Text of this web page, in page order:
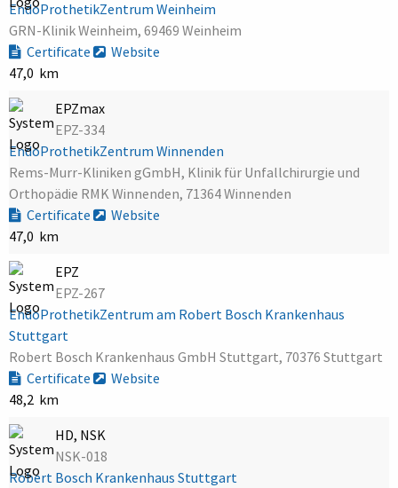
EndoProthetikZentrum Weinheim
GRN-Klinik Weinheim, 69469 Weinheim
Certificate
Website
47,0 km
EPZmax
EPZ-334
EndoProthetikZentrum Winnenden
Rems-Murr-Kliniken gGmbH, Klinik für Unfallchirurgie und
Orthopädie RMK Winnenden, 71364 Winnenden
Certificate
Website
47,0 km
EPZ
EPZ-267
EndoProthetikZentrum am Robert Bosch Krankenhaus
Stuttgart
Robert Bosch Krankenhaus GmbH Stuttgart, 70376 Stuttgart
Certificate
Website
48,2 km
HD, NSK
NSK-018
Robert Bosch Krankenhaus Stuttgart